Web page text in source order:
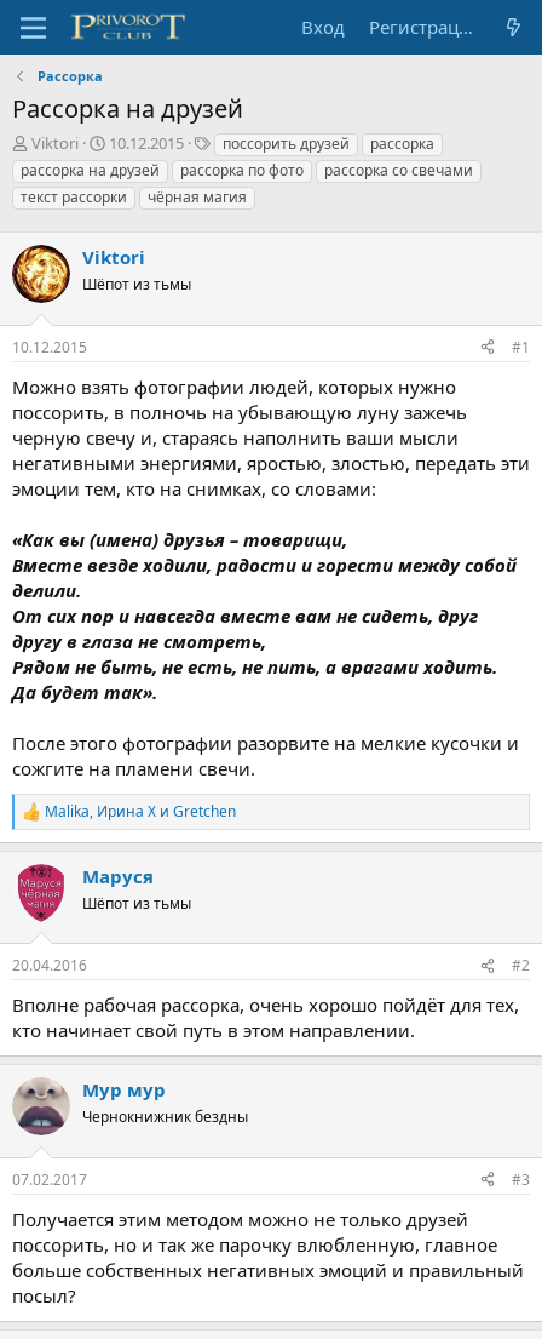
Вход Регистрация
Рассорка
Рассорка на друзей
А
в
т
о
т
е
м
ы
Viktori
Д
а
т
а
а
а
10.12.2015
Т
е
г
и
поссорить друзей
рассорка
рассорка на друзей
рассорка по фото
рассорка со свечами
текст рассорки
чёрная магия
Viktori
Шёпот из тьмы
10.12.2015 #1
Можно взять фотографии людей, которых нужно
поссорить, в полночь на убывающую луну зажечь
черную свечу и, стараясь наполнить ваши мысли
негативными энергиями, яростью, злостью, передать эти
эмоции тем, кто на снимках, со словами:
«Как вы (имена) друзья – товарищи,
Вместе везде ходили, радости и горести между собой
делили.
От сих пор и навсегда вместе вам не сидеть, друг
другу в глаза не смотреть,
Рядом не быть, не есть, не пить, а врагами ходить.
Да будет так».
После этого фотографии разорвите на мелкие кусочки и
сожгите на пламени свечи.
Р
е
к
ц
и
Malika, Ирина Х и Gretchen
Маруся
Шёпот из тьмы
20.04.2016 #2
Вполне рабочая рассорка, очень хорошо пойдёт для тех,
кто начинает свой путь в этом направлении.
Мур мур
Чернокнижник бездны
07.02.2017 #3
Получается этим методом можно не только друзей
поссорить, но и так же парочку влюбленную, главное
больше собственных негативных эмоций и правильный
посыл?